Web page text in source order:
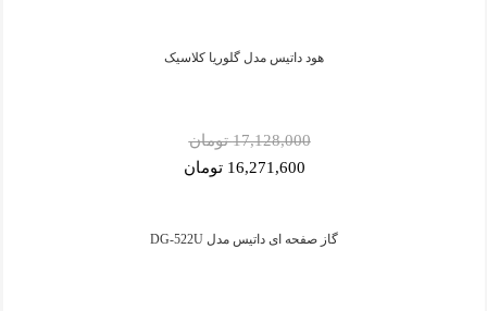
هود داتیس مدل گلوریا کلاسیک
17,128,000 تومان
16,271,600 تومان
گاز صفحه ای داتیس مدل DG-522U